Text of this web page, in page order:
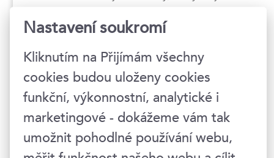
vazba? A měli bychom si o ni čas od času umět
sami od sebe říct?
Zpětná vazba může být odměnou i potvrzením
toho, že se nám daří. Ze strany druhého člověka,
kterého jsme o zpětnou vazbu požádali, však
Nastavení soukromí
Kliknutím na Přijímám všechny
cookies budou uloženy cookies
funkční, výkonnostní, analytické i
marketingové - dokážeme vám tak
umožnit pohodlné používání webu,